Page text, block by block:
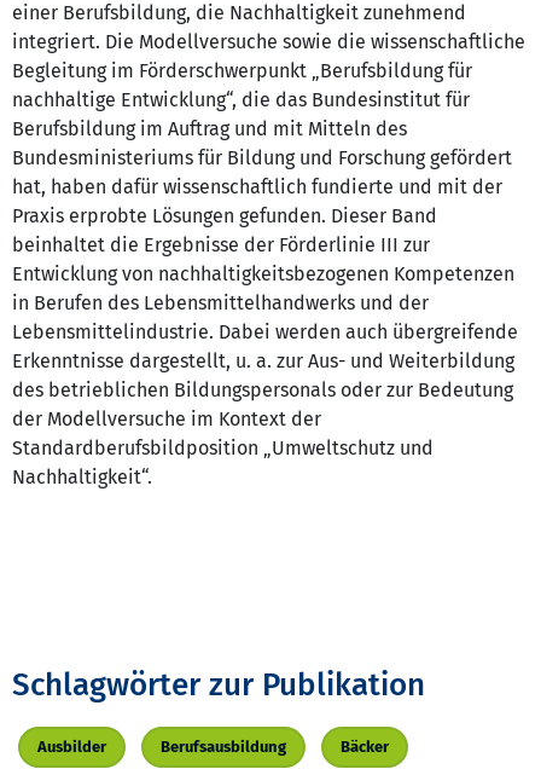
einer Berufsbildung, die Nachhaltigkeit zunehmend
integriert. Die Modellversuche sowie die wissenschaftliche
Begleitung im Förderschwerpunkt „Berufsbildung für
nachhaltige Entwicklung“, die das Bundesinstitut für
Berufsbildung im Auftrag und mit Mitteln des
Bundesministeriums für Bildung und Forschung gefördert
hat, haben dafür wissenschaftlich fundierte und mit der
Praxis erprobte Lösungen gefunden. Dieser Band
beinhaltet die Ergebnisse der Förderlinie III zur
Entwicklung von nachhaltigkeitsbezogenen Kompetenzen
in Berufen des Lebensmittelhandwerks und der
Lebensmittelindustrie. Dabei werden auch übergreifende
Erkenntnisse dargestellt, u. a. zur Aus- und Weiterbildung
des betrieblichen Bildungspersonals oder zur Bedeutung
der Modellversuche im Kontext der
Standardberufsbildposition „Umweltschutz und
Nachhaltigkeit“.
Schlagwörter zur Publikation
Ausbilder Berufsausbildung Bäcker